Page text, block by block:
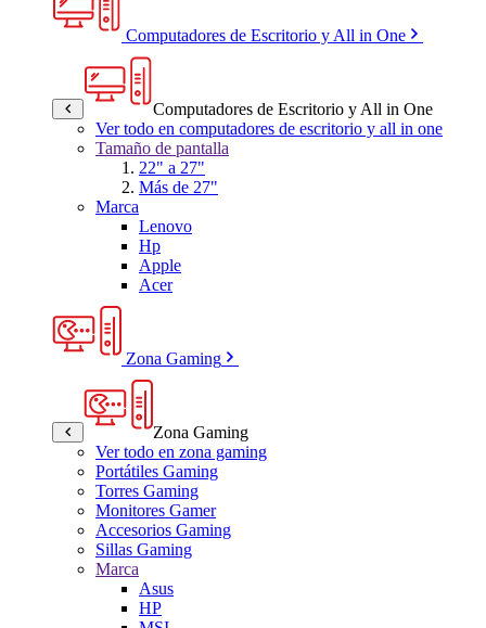
Computadores de Escritorio y All in One
Computadores de Escritorio y All in One
Ver todo en computadores de escritorio y all in one
Tamaño de pantalla
22" a 27"
Más de 27"
Marca
Lenovo
Hp
Apple
Acer
Zona Gaming
Zona Gaming
Ver todo en zona gaming
Portátiles Gaming
Torres Gaming
Monitores Gamer
Accesorios Gaming
Sillas Gaming
Marca
Asus
HP